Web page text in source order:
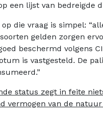
een lijst van bedreigde
die vraag is simpel:
gelden zorgen
beschermd volgens
is vastgesteld. De
status zegt in feite
vermogen van de